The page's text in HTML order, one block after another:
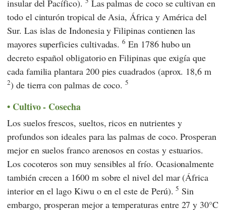
insular del Pacífico).
Las palmas de coco se cultivan en
todo el cinturón tropical de Asia, África y América del
Sur. Las islas de Indonesia y Filipinas contienen las
mayores superficies cultivadas.6 En 1786 hubo un
decreto español obligatorio en Filipinas que exigía que
cada familia plantara 200 pies cuadrados (aprox. 18,6 m
2) de tierra con palmas de coco.5
Cultivo - Cosecha
Los suelos frescos, sueltos, ricos en nutrientes y
profundos son ideales para las palmas de coco. Prosperan
mejor en suelos franco arenosos en costas y estuarios.
Los cocoteros son muy sensibles al frío. Ocasionalmente
también crecen a 1600 m sobre el nivel del mar (África
interior en el lago Kiwu o en el este de Perú).5 Sin
embargo, prosperan mejor a temperaturas entre 27 y 30°C